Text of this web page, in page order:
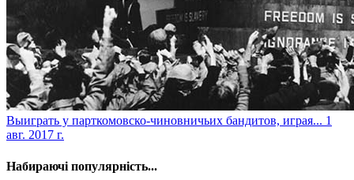
​Выиграть у парткомовско-чиновничьих бандитов, играя... 1
авг. 2017 г.
Набираючі популярність...